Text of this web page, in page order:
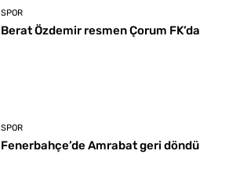
SPOR
Berat Özdemir resmen Çorum FK’da
SPOR
Fenerbahçe’de Amrabat geri döndü